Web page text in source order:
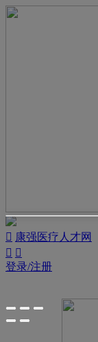
 康强医疗人才网
 
登录/注册